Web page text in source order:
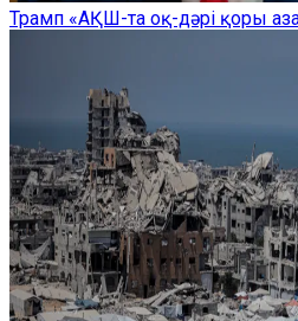
Трамп «АҚШ-та оқ-дәрі қоры